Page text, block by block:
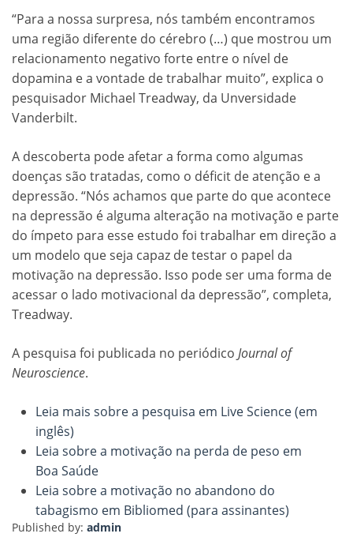
“Para a nossa surpresa, nós também encontramos
uma região diferente do cérebro (…) que mostrou um
relacionamento negativo forte entre o nível de
dopamina e a vontade de trabalhar muito”, explica o
pesquisador Michael Treadway, da Unversidade
Vanderbilt.
A descoberta pode afetar a forma como algumas
doenças são tratadas, como o déficit de atenção e a
depressão. “Nós achamos que parte do que acontece
na depressão é alguma alteração na motivação e parte
do ímpeto para esse estudo foi trabalhar em direção a
um modelo que seja capaz de testar o papel da
motivação na depressão. Isso pode ser uma forma de
acessar o lado motivacional da depressão”, completa,
Treadway.
A pesquisa foi publicada no periódico Journal of
Neuroscience.
Leia mais sobre a pesquisa em Live Science (em
inglês)
Leia sobre a motivação na perda de peso em
Boa Saúde
Leia sobre a motivação no abandono do
tabagismo em Bibliomed (para assinantes)
Published by: admin